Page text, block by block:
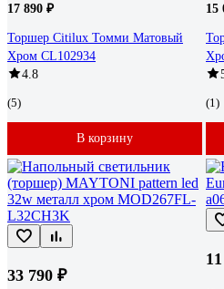
17 890 ₽
Торшер Citilux Томми Матовый
Хром CL102934
4.8
(5)
В корзину
15
(1)
33 790 ₽